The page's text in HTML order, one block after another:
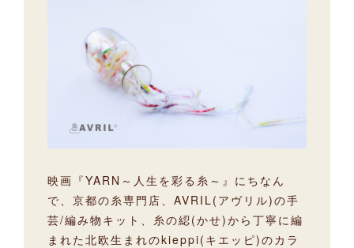
映画『YARN～人生を彩る糸～』にちなん
で、京都の糸専門店、AVRIL(アヴリル)の手
芸/編み物キット、糸の綛(かせ)から丁寧に編
まれた北欧生まれのkieppi(キエッピ)のカラ